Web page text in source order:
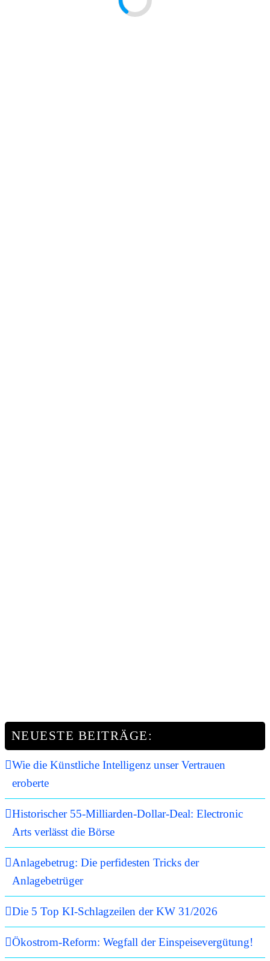
NEUESTE BEITRÄGE:
Wie die Künstliche Intelligenz unser Vertrauen
eroberte
Historischer 55-Milliarden-Dollar-Deal: Electronic
Arts verlässt die Börse
Anlagebetrug: Die perfidesten Tricks der
Anlagebetrüger
Die 5 Top KI-Schlagzeilen der KW 31/2026
Ökostrom-Reform: Wegfall der Einspeisevergütung!